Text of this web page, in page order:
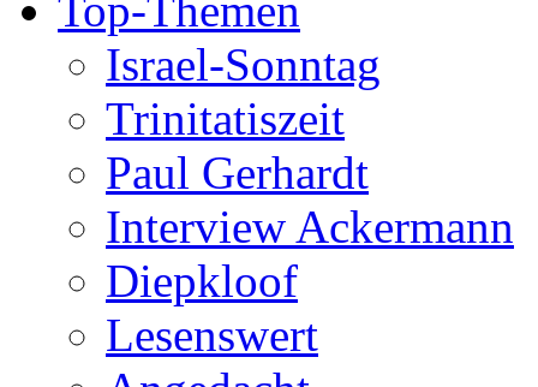
Israel-Sonntag
Trinitatiszeit
Paul Gerhardt
Interview Ackermann
Diepkloof
Lesenswert